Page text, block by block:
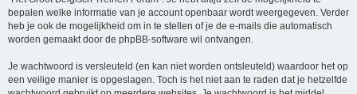
bepalen welke informatie van je account openbaar wordt weergegeven. Verder
heb je ook de mogelijkheid om in te stellen of je de e-mails die automatisch
worden gemaakt door de phpBB-software wil ontvangen.
Je wachtwoord is versleuteld (en kan niet worden ontsleuteld) waardoor het op
een veilige manier is opgeslagen. Toch is het niet aan te raden dat je hetzelfde